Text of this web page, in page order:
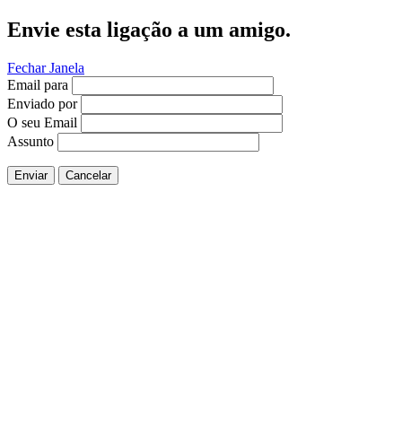
Envie esta ligação a um amigo.
Fechar Janela
Email para
Enviado por
O seu Email
Assunto
Enviar Cancelar